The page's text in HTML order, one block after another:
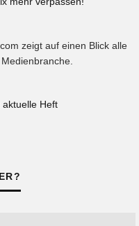
zeigt auf einen Blick alle